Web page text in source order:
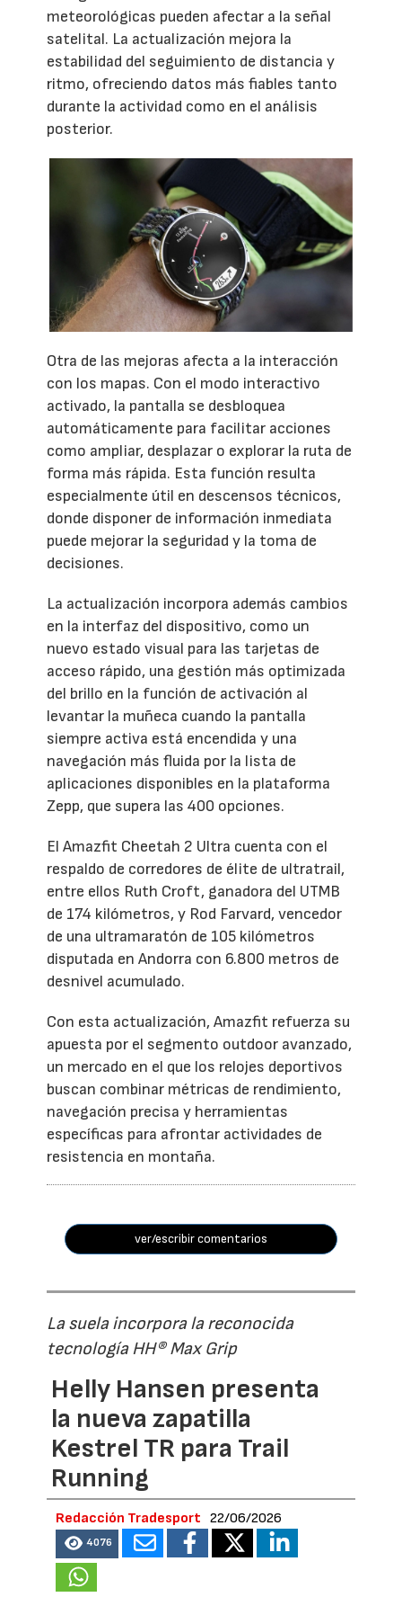
meteorológicas pueden afectar a la señal
satelital. La actualización mejora la
estabilidad del seguimiento de distancia y
ritmo, ofreciendo datos más fiables tanto
durante la actividad como en el análisis
posterior.
Otra de las mejoras afecta a la interacción
con los mapas. Con el modo interactivo
activado, la pantalla se desbloquea
automáticamente para facilitar acciones
como ampliar, desplazar o explorar la ruta de
forma más rápida. Esta función resulta
especialmente útil en descensos técnicos,
donde disponer de información inmediata
puede mejorar la seguridad y la toma de
decisiones.
La actualización incorpora además cambios
en la interfaz del dispositivo, como un
nuevo estado visual para las tarjetas de
acceso rápido, una gestión más optimizada
del brillo en la función de activación al
levantar la muñeca cuando la pantalla
siempre activa está encendida y una
navegación más fluida por la lista de
aplicaciones disponibles en la plataforma
Zepp, que supera las 400 opciones.
El Amazfit Cheetah 2 Ultra cuenta con el
respaldo de corredores de élite de ultratrail,
entre ellos Ruth Croft, ganadora del UTMB
de 174 kilómetros, y Rod Farvard, vencedor
de una ultramaratón de 105 kilómetros
disputada en Andorra con 6.800 metros de
desnivel acumulado.
Con esta actualización, Amazfit refuerza su
apuesta por el segmento outdoor avanzado,
un mercado en el que los relojes deportivos
buscan combinar métricas de rendimiento,
navegación precisa y herramientas
específicas para afrontar actividades de
resistencia en montaña.
ver/escribir comentarios
La suela incorpora la reconocida
tecnología HH® Max Grip
Helly Hansen presenta
la nueva zapatilla
Kestrel TR para Trail
Running
Redacción Tradesport 22/06/2026
4076